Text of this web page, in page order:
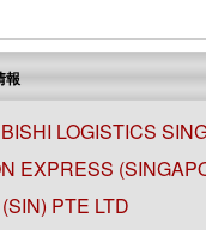
報
LOGISTICS
EXPRESS
PTE LTD